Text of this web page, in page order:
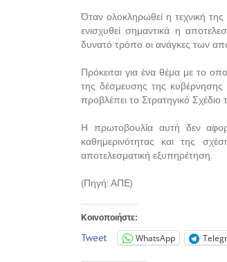
Όταν ολοκληρωθεί η τεχνική
ενισχυθεί σημαντικά η
δυνατό τρόπο οι ανάγκες των
Πρόκειται για ένα θέμα με το
της δέσμευσης της
προβλέπει το Στρατηγικό
Η πρωτοβουλία αυτή δεν
καθημερινότητας και της
αποτελεσματική εξυπηρέτηση.
(Πηγή: ΑΠΕ)
Κοινοποιήστε:
Tweet WhatsApp